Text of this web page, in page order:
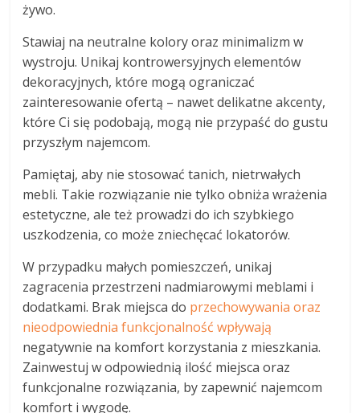
żywo.
Stawiaj na neutralne kolory oraz minimalizm w
wystroju. Unikaj kontrowersyjnych elementów
dekoracyjnych, które mogą ograniczać
zainteresowanie ofertą – nawet delikatne akcenty,
które Ci się podobają, mogą nie przypaść do gustu
przyszłym najemcom.
Pamiętaj, aby nie stosować tanich, nietrwałych
mebli. Takie rozwiązanie nie tylko obniża wrażenia
estetyczne, ale też prowadzi do ich szybkiego
uszkodzenia, co może zniechęcać lokatorów.
W przypadku małych pomieszczeń, unikaj
zagracenia przestrzeni nadmiarowymi meblami i
dodatkami. Brak miejsca do przechowywania oraz
nieodpowiednia funkcjonalność wpływają
negatywnie na komfort korzystania z mieszkania.
Zainwestuj w odpowiednią ilość miejsca oraz
funkcjonalne rozwiązania, by zapewnić najemcom
komfort i wygodę.